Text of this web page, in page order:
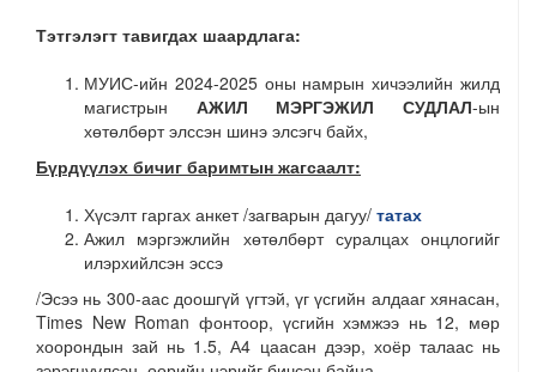
Тэтгэлэгт тавигдах шаардлага:
МУИС-ийн 2024-2025 оны намрын хичээлийн жилд
магистрын АЖИЛ МЭРГЭЖИЛ СУДЛАЛ-ын
хөтөлбөрт элссэн шинэ элсэгч байх,
Бүрдүүлэх бичиг баримтын жагсаалт:
Хүсэлт гаргах анкет /загварын дагуу/ татах
Ажил мэргэжлийн хөтөлбөрт суралцах онцлогийг
илэрхийлсэн эссэ
/Эсээ нь 300-аас доошгүй үгтэй, үг үсгийн алдааг хянасан,
Times New Roman фонтоор, үсгийн хэмжээ нь 12, мөр
хоорондын зай нь 1.5, А4 цаасан дээр, хоёр талаас нь